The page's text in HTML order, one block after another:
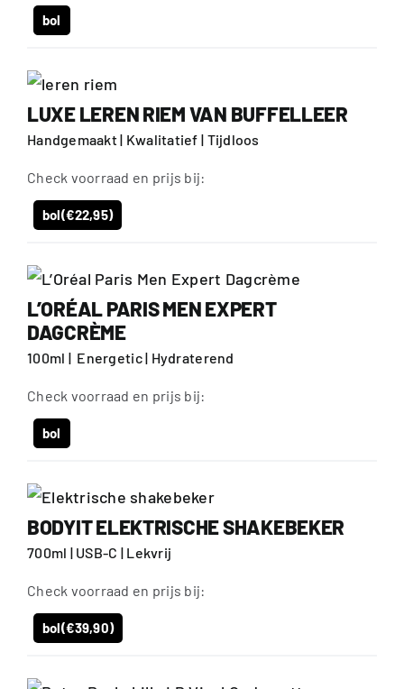
bol
LUXE LEREN RIEM VAN BUFFELLEER
Handgemaakt | Kwalitatief | Tijdloos
Check voorraad en prijs bij:
bol(€22,95)
L’ORÉAL PARIS MEN EXPERT
DAGCRÈME
100ml | Energetic | Hydraterend
Check voorraad en prijs bij:
bol
BODYIT ELEKTRISCHE SHAKEBEKER
700ml | USB-C | Lekvrij
Check voorraad en prijs bij:
bol(€39,90)